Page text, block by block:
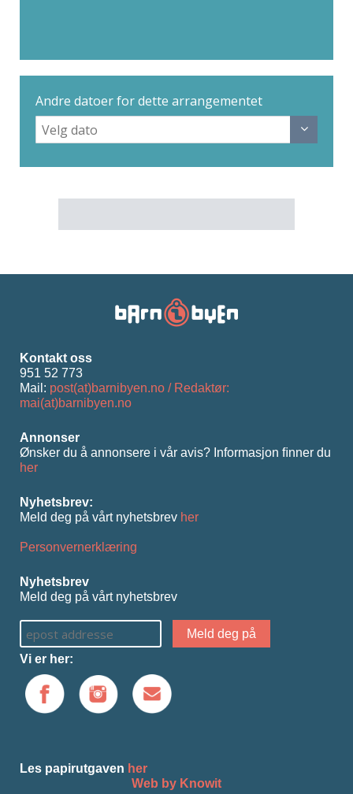
Andre datoer for dette arrangementet
Kontakt oss
951 52 773
Mail: post(at)barnibyen.no / Redaktør:
mai(at)barnibyen.no
Annonser
Ønsker du å annonsere i vår avis? Informasjon ﬁnner du
her
Nyhetsbrev:
Meld deg på vårt nyhetsbrev her
Personvernerklæring
Nyhetsbrev
Meld deg på vårt nyhetsbrev
Vi er her:
Les papirutgaven her
Web by Knowit